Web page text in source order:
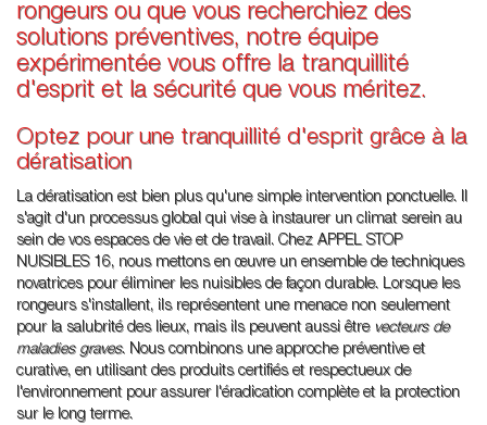
rongeurs ou que vous recherchiez des
solutions préventives, notre équipe
expérimentée vous offre la tranquillité
d'esprit et la sécurité que vous méritez.
Optez pour une tranquillité d'esprit grâce à la
dératisation
La dératisation est bien plus qu'une simple intervention ponctuelle. Il
s'agit d'un processus global qui vise à instaurer un climat serein au
sein de vos espaces de vie et de travail. Chez APPEL STOP
NUISIBLES 16, nous mettons en œuvre un ensemble de techniques
novatrices pour éliminer les nuisibles de façon durable. Lorsque les
rongeurs s'installent, ils représentent une menace non seulement
pour la salubrité des lieux, mais ils peuvent aussi être vecteurs de
maladies graves. Nous combinons une approche préventive et
curative, en utilisant des produits certifiés et respectueux de
l'environnement pour assurer l'éradication complète et la protection
sur le long terme.